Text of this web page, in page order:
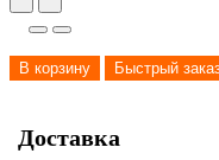
В корзину Быстрый
Доставка